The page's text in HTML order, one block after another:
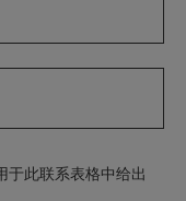
于此联系表格中给出